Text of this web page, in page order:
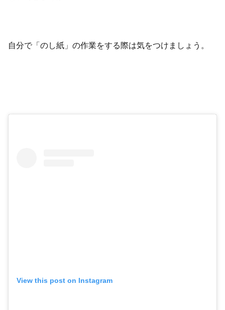
自分で「のし紙」の作業をする際は気をつけましょう。
View this post on Instagram